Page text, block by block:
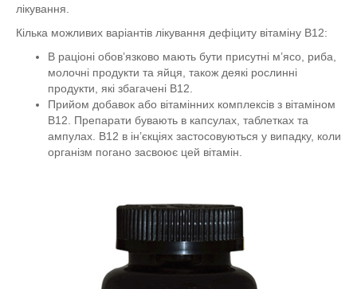
лікування.
Кілька можливих варіантів лікування дефіциту вітаміну B12:
В раціоні обов’язково мають бути присутні м’ясо, риба,
молочні продукти та яйця, також деякі рослинні
продукти, які збагачені В12.
Прийом добавок або вітамінних комплексів з вітаміном
В12. Препарати бувають в капсулах, таблетках та
ампулах. В12 в ін’єкціях застосовуються у випадку, коли
організм погано засвоює цей вітамін.